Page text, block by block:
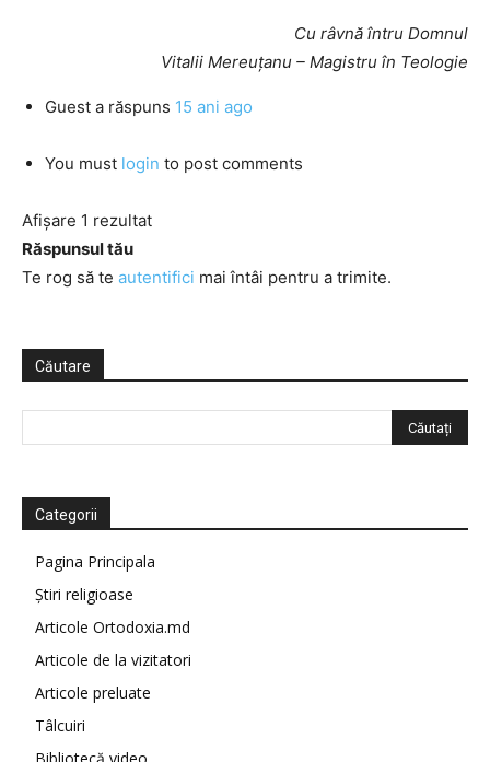
Cu râvnă întru Domnul
Vitalii Mereuţanu – Magistru în Teologie
Guest a răspuns 15 ani ago
You must login to post comments
Afișare 1 rezultat
Răspunsul tău
Te rog să te autentifici mai întâi pentru a trimite.
Căutare
Categorii
Pagina Principala
Știri religioase
Articole Ortodoxia.md
Articole de la vizitatori
Articole preluate
Tâlcuiri